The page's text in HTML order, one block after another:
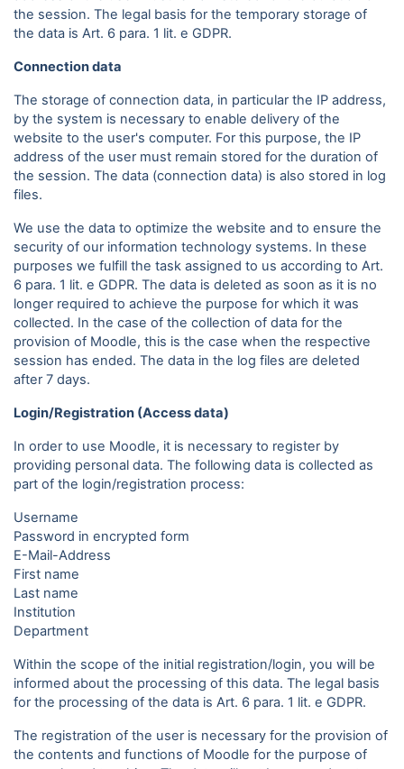
the session. The legal basis for the temporary storage of
the data is Art. 6 para. 1 lit. e GDPR.
Connection data
The storage of connection data, in particular the IP address,
by the system is necessary to enable delivery of the
website to the user's computer. For this purpose, the IP
address of the user must remain stored for the duration of
the session. The data (connection data) is also stored in log
files.
We use the data to optimize the website and to ensure the
security of our information technology systems. In these
purposes we fulfill the task assigned to us according to Art.
6 para. 1 lit. e GDPR. The data is deleted as soon as it is no
longer required to achieve the purpose for which it was
collected. In the case of the collection of data for the
provision of Moodle, this is the case when the respective
session has ended. The data in the log files are deleted
after 7 days.
Login/Registration (Access data)
In order to use Moodle, it is necessary to register by
providing personal data. The following data is collected as
part of the login/registration process:
Username
Password in encrypted form
E-Mail-Address
First name
Last name
Institution
Department
Within the scope of the initial registration/login, you will be
informed about the processing of this data. The legal basis
for the processing of the data is Art. 6 para. 1 lit. e GDPR.
The registration of the user is necessary for the provision of
the contents and functions of Moodle for the purpose of